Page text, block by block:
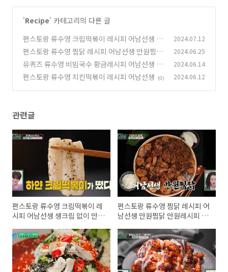
'Recipe' 카테고리의 다른 글
편스토랑 류수영 크림떡볶이 레시피 어남선생 생
크림 없이 만드는 크림떡볶이
(0)
2024.07.12
편스토랑 류수영 찜닭 레시피 어남선생 만원찜닭
만원레시피 안동찜닭 (0)
2024.06.25
유퀴즈 류수영 비빔국수 황금레시피 어남선생 설
마고추장국수 (0)
2024.06.14
편스토랑 류수영 치킨떡볶이 레시피 어남선생 (0) 2024.06.12
관련글
편스토랑 류수영 크림떡볶이 레
시피 어남선생 생크림 없이 만드
편스토랑 류수영 찜닭 레시피 어
남선생 만원찜닭 만원레시피 안